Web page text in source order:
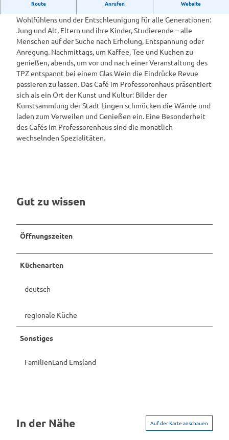
Route Anrufen Website
Das Café im Professorenhaus versteht sich als Ort des
Wohlfühlens und der Entschleunigung für alle Generationen:
Jung und Alt, Eltern und ihre Kinder, Studierende – alle
Menschen auf der Suche nach Erholung, Entspannung oder
Anregung. Nachmittags, um Kaffee, Tee und Kuchen zu
genießen, abends, um vor und nach einer Veranstaltung des
TPZ entspannt bei einem Glas Wein die Eindrücke Revue
passieren zu lassen. Das Café im Professorenhaus präsentiert
sich als ein Ort der Kunst und Kultur: Bilder der
Kunstsammlung der Stadt Lingen schmücken die Wände und
laden zum Verweilen und Genießen ein. Eine Besonderheit
des Cafés im Professorenhaus sind die monatlich
wechselnden Spezialitäten.
Gut zu wissen
Öffnungszeiten
Küchenarten
deutsch
regionale Küche
Sonstiges
FamilienLand Emsland
In der Nähe Auf der Karte anschauen